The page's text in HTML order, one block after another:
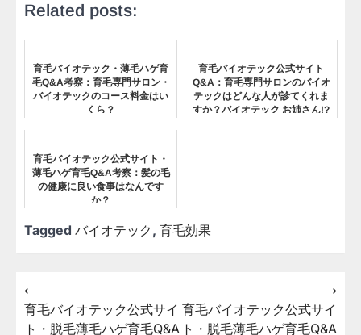
Related posts:
育毛バイオテック・薄毛ハゲ育
毛Q&A考察：育毛専門サロン・
バイオテックのコース料金はい
くら？
育毛バイオテック公式サイト
Q&A：育毛専門サロンのバイオ
テックはどんな人が診てくれま
すか？バイオテック お姉さん!?
育毛バイオテック公式サイト・
薄毛ハゲ育毛Q&A考察：髪の毛
の健康に良い食事はなんです
か？
Tagged バイオテック , 育毛効果
投
稿
⟵
育毛バイオテック公式サイ
ト・脱毛薄毛ハゲ育毛Q&A
育毛バイオテック公式サイ
ト・脱毛薄毛ハゲ育毛Q&A
⟶